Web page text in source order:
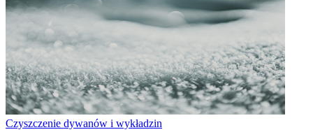
Czyszczenie dywanów i wykładzin